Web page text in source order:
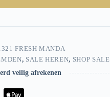
FRESH MANDA
, SALE HEREN, SHOP SALE
veilig afrekenen